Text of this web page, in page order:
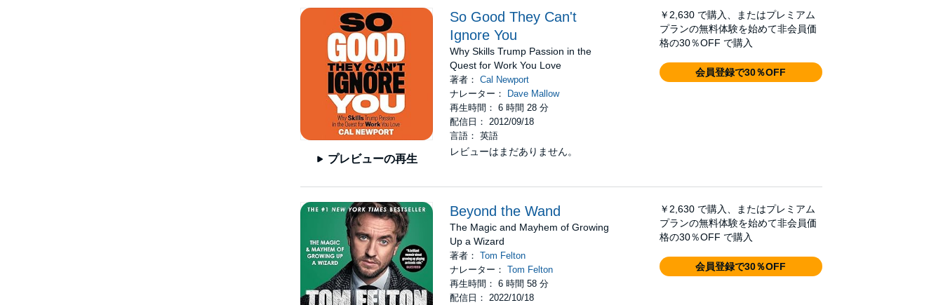
プレビューの再生
So Good They Can't
Ignore You
Why Skills Trump Passion in the
Quest for Work You Love
著者：Cal Newport
ナレーター： Dave Mallow
再生時間： 6 時間 28 分
配信日： 2012/09/18
言語： 英語
レビューはまだありません。
￥2,630 で購入、またはプレミアム
プランの無料体験を始めて非会員価
格の30％OFF で購入
会員登録で30％OFF
Beyond the Wand
The Magic and Mayhem of Growing
Up a Wizard
著者：Tom Felton
ナレーター：Tom Felton
再生時間： 6 時間 58 分
配信日： 2022/10/18
￥2,630 で購入、またはプレミアム
プランの無料体験を始めて非会員価
格の30％OFF で購入
会員登録で30％OFF